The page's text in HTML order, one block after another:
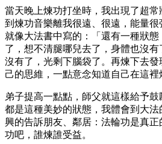
當天晚上煉功打坐時，我出現了超
到煉功音樂離我很遠、很遠，能量很
就像大法書中寫的：「還有一種狀
了，想不清腿哪兒去了，身體也沒
沒有了，光剩下腦袋了。再煉下去
己的思維，一點意念知道自己在這裡
弟子提高一點點，師父就這樣給予
都是這種美妙的狀態，我體會到大
興的告訴朋友、鄰居：法輪功是真
功吧，誰煉誰受益。